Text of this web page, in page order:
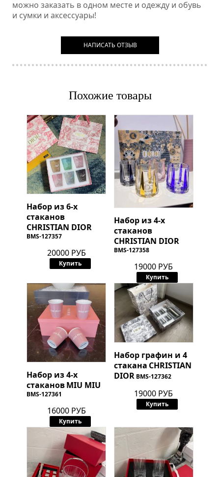
можно заказать в одном месте и одежду и обувь
и сумки и аксессуары!
НАПИСАТЬ ОТЗЫВ
Похожие товары
Набор из 6-х
стаканов
CHRISTIAN DIOR
BMS-127357
20000 РУБ
Купить
Набор из 4-х
стаканов
CHRISTIAN DIOR
BMS-127358
19000 РУБ
Купить
Набор из 4-х
стакановMIU MIU
BMS-127361
16000 РУБ
Купить
Набор графин и 4
стакана CHRISTIAN
DIOR BMS-127362
19000 РУБ
Купить